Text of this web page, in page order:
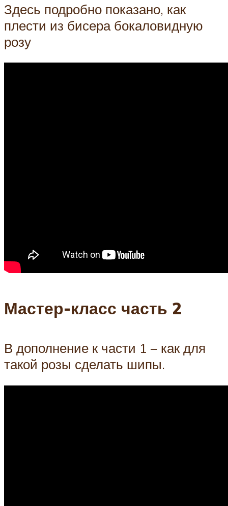
Здесь подробно показано, как
плести из бисера бокаловидную
розу
Мастер-класс часть 2
В дополнение к части 1 – как для
такой розы сделать шипы.